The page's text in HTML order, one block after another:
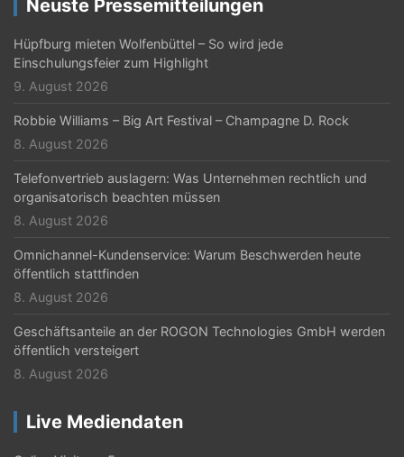
Neuste Pressemitteilungen
Hüpfburg mieten Wolfenbüttel – So wird jede
Einschulungsfeier zum Highlight
9. August 2026
Robbie Williams – Big Art Festival – Champagne D. Rock
8. August 2026
Telefonvertrieb auslagern: Was Unternehmen rechtlich und
organisatorisch beachten müssen
8. August 2026
Omnichannel-Kundenservice: Warum Beschwerden heute
öffentlich stattfinden
8. August 2026
Geschäftsanteile an der ROGON Technologies GmbH werden
öffentlich versteigert
8. August 2026
Live Mediendaten